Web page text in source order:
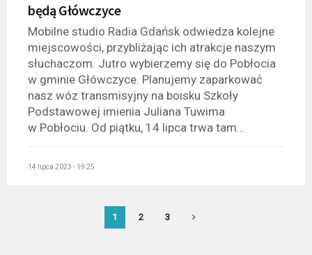
będą Główczyce
Mobilne studio Radia Gdańsk odwiedza kolejne
miejscowości, przybliżając ich atrakcje naszym
słuchaczom. Jutro wybierzemy się do Pobłocia
w gminie Główczyce. Planujemy zaparkować
nasz wóz transmisyjny na boisku Szkoły
Podstawowej imienia Juliana Tuwima
w Pobłociu. Od piątku, 14 lipca trwa tam...
14 lipca 2023 - 19:25
1 2 3